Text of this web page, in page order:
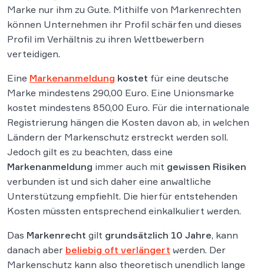
Marke nur ihm zu Gute. Mithilfe von Markenrechten
können Unternehmen ihr Profil schärfen und dieses
Profil im Verhältnis zu ihren Wettbewerbern
verteidigen.
Eine Markenanmeldung kostet für eine deutsche
Marke mindestens 290,00 Euro. Eine Unionsmarke
kostet mindestens 850,00 Euro. Für die internationale
Registrierung hängen die Kosten davon ab, in welchen
Ländern der Markenschutz erstreckt werden soll.
Jedoch gilt es zu beachten, dass eine
Markenanmeldung immer auch mit gewissen Risiken
verbunden ist und sich daher eine anwaltliche
Unterstützung empfiehlt. Die hierfür entstehenden
Kosten müssten entsprechend einkalkuliert werden.
Das Markenrecht gilt grundsätzlich 10 Jahre, kann
danach aber beliebig oft verlängert werden. Der
Markenschutz kann also theoretisch unendlich lange